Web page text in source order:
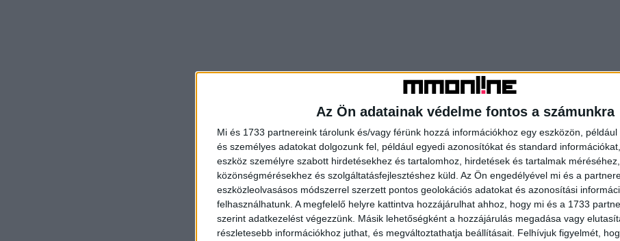
Az Ön adatainak védelme fontos a számunkra
Mi és 1733 partnereink tárolunk és/vagy férünk hozzá információkhoz egy eszközön,
és személyes adatokat dolgozunk fel, például egyedi azonosítókat és standard
eszköz személyre szabott hirdetésekhez és tartalomhoz, hirdetések és tartalmak méréséhez,
közönségmérésekhez és szolgáltatásfejlesztéshez küld. Az Ön engedélyével mi és a
eszközleolvasásos módszerrel szerzett pontos geolokációs adatokat és azonosítási
felhasználhatunk. A megfelelő helyre kattintva hozzájárulhat ahhoz, hogy mi és a 1733
szerint adatkezelést végezzünk. Másik lehetőségként a hozzájárulás megadása vagy
részletesebb információkhoz juthat, és megváltoztathatja beállításait. Felhívjuk figyelmét,